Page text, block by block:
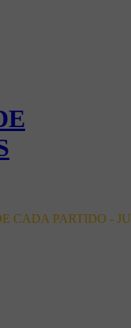
CADA PARTIDO -